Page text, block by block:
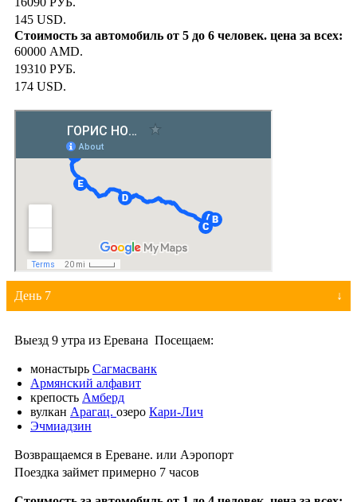
145 USD.
60000 AMD.
19310 РУБ.
174 USD.
День 7
Выезд 9 утра из Еревана Посещаем:
монастырь Сагмасванк
Армянский алфавит
крепость Амберд
вулкан Арагац. озеро Кари-Лич
Эчмиадзин
Возвращаемся в Ереване. или Аэропорт
Поездка займет примерно 7 часов